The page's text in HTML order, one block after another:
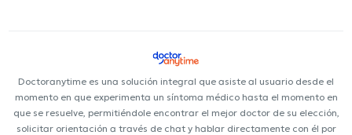
Doctoranytime es una solución integral que asiste al usuario desde el
momento en que experimenta un síntoma médico hasta el momento en
que se resuelve, permitiéndole encontrar el mejor doctor de su elección,
solicitar orientación a través de chat y hablar directamente con él por